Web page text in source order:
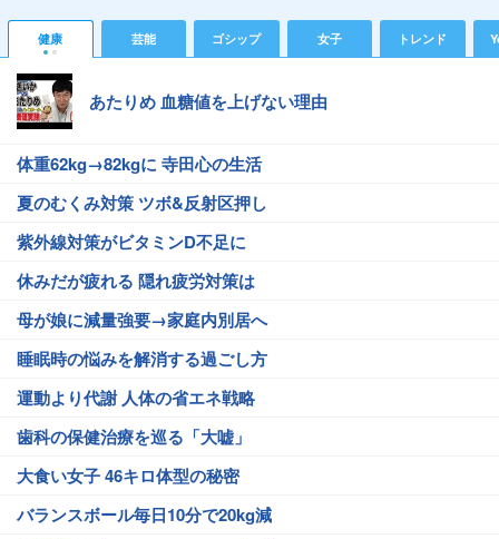
健康 芸能 ゴシップ 女子 トレンド
あたりめ 血糖値を上げない理由
体重62kg→82kgに 寺田心の生活
夏のむくみ対策 ツボ&反射区押し
紫外線対策がビタミンD不足に
休みだが疲れる 隠れ疲労対策は
母が娘に減量強要→家庭内別居へ
睡眠時の悩みを解消する過ごし方
運動より代謝 人体の省エネ戦略
歯科の保健治療を巡る「大嘘」
大食い女子 46キロ体型の秘密
バランスボール毎日10分で20kg減